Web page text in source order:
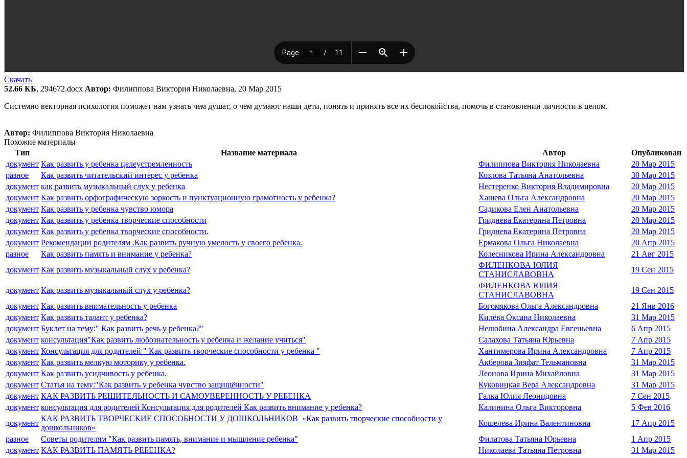
Скачать
52.66 КБ, 294672.docx Автор: Филиппова Виктория Николаевна, 20 Мар 2015
Системно векторная психология поможет нам узнать чем душат, о чем думают наши дети, понять и принять все их беспокойства, помочь в становлении личности в целом.
Автор: Филиппова Виктория Николаевна
Похожие материалы
Тип
Название материала Автор
Опубликован
документ Как развить у ребенка целеустремленность Филиппова Виктория Николаевна
20 Мар 2015
разное
Как развить читательский интерес у ребенка Козлова Татьяна Анатольевна
30 Мар 2015
документ как развить музыкальный слух у ребенка Нестеренко Виктория Владимировна
20 Мар 2015
документ Как развить орфографическую зоркость и пунктуационную грамотность у ребенка? Хашева Ольга Александровна
20 Мар 2015
документ Как развить у ребенка чувство юмора Садикова Елен Анатольевна
20 Мар 2015
документ Как развить у ребенка творческие способности Гриднева Екатерина Петровна
20 Мар 2015
документ Как развить у ребенка творческие способности. Гриднева Екатерина Петровна
20 Мар 2015
документ Рекомендации родителям .Как развить ручную умелость у своего ребенка. Ермакова Ольга Николаевна
20 Апр 2015
разное
Как развить память и внимание у ребенка? Колесникова Ирина Александровна
21 Авг 2015
документ Как развить музыкальный слух у ребенка?
ФИЛЕНКОВА ЮЛИЯ
СТАНИСЛАВОВНА
19 Сен 2015
документ Как развить музыкальный слух у ребенка?
ФИЛЕНКОВА ЮЛИЯ
СТАНИСЛАВОВНА
19 Сен 2015
документ Как развить внимательность у ребенка Богомякова Ольга Александровна
21 Янв 2016
документ Как развить талант у ребенка? Килёва Оксана Николаевна
31 Мар 2015
документ Буклет на тему:" Как развить речь у ребенка?" Нелюбина Александра Евгеньевна
6 Апр 2015
документ консультация"Как развить любознательность у ребенка и желание учиться" Салахова Татьяна Юрьевна
7 Апр 2015
документ Консультация для родителей " Как развить творческие способности у ребенка " Хантимерова Ирина Александровна
7 Апр 2015
документ Как развить мелкую моторику у ребенка. Акберова Зияфат Тельмановна
31 Мар 2015
документ Как развить усидчивость у ребенка. Леонова Ирина Михайловна
31 Мар 2015
документ Статья на тему:"Как развить у ребенка чувство защищённости" Куковицкая Вера Александровна
31 Мар 2015
документ КАК РАЗВИТЬ РЕШИТЕЛЬНОСТЬ И САМОУВЕРЕННОСТЬ У РЕБЕНКА Галка Юлия Леонидовна
7 Сен 2015
документ консультация для родителей Консультация для родителей Как развить внимание у ребенка? Калинина Ольга Викторовна
5 Фев 2016
документ
КАК РАЗВИТЬ ТВОРЧЕСКИЕ СПОСОБНОСТИ У ДОШКОЛЬНИКОВ «Как развить творческие способности у
дошкольников»
Кошелева Ирина Валентиновна
17 Апр 2015
разное
Советы родителям "Как развить память, внимание и мышление ребенка" Филатова Татьяна Юрьевна
1 Апр 2015
документ КАК РАЗВИТЬ ПАМЯТЬ РЕБЕНКА? Николаева Татьяна Петровна
31 Мар 2015